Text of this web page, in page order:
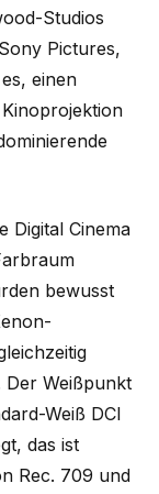
Studios
Pictures,
einen
Digital Cinema
bewusst
Der Weißpunkt
Weiß DCI
das ist
Rec. 709 und